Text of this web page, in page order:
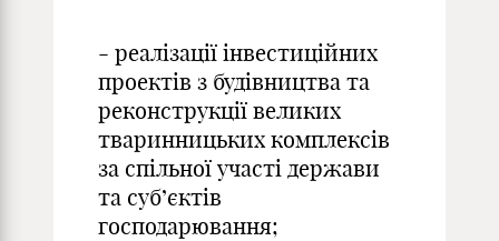
- реалізації інвестиційних
проектів з будівництва та
реконструкції великих
тваринницьких комплексів
за спільної участі держави
та суб’єктів
господарювання;